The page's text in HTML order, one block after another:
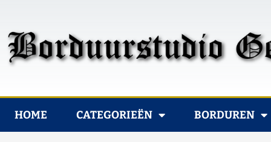
HOME CATEGORIEËN BORDUREN